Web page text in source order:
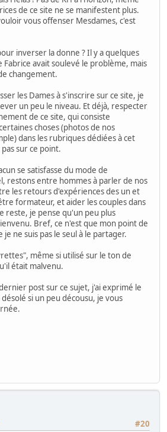
de ce site ne se manifestent plus.
vous offenser Mesdames, c'est
inverser la donne ? Il y a quelques
avait soulevé le problème, mais
changement.
les Dames à s'inscrire sur ce site, je
un peu le niveau. Et déjà, respecter
de ce site, qui consiste
choses (photos de nos
dans les rubriques dédiées à cet
sur ce point.
se satisfasse du mode de
restons entre hommes à parler de nos
les retours d'expériences des un et
formateur, et aider les couples dans
reste, je pense qu'un peu plus
Bref, ce n'est que mon point de
je ne suis pas le seul à le partager.
même si utilisé sur le ton de
était malvenu.
post sur ce sujet, j'ai exprimé le
si un peu décousu, je vous
#20